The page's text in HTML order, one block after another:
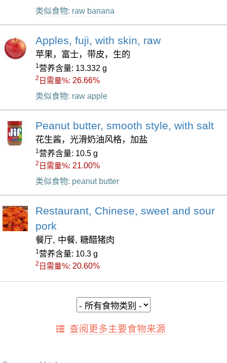
类似食物: raw banana
Apples, fuji, with skin, raw
苹果，富士，带皮，生的
1营养含量: 13.332 g
2 日需量%: 26.66%
类似食物: raw apple
Peanut butter, smooth style, with salt
花生酱，光滑奶油风格，加盐
1营养含量: 10.5 g
2 日需量%: 21.00%
类似食物: peanut butter
Restaurant, Chinese, sweet and sour
pork
餐厅, 中餐, 糖醋猪肉
1营养含量: 10.3 g
2 日需量%: 20.60%
查阅更多主要食物来源